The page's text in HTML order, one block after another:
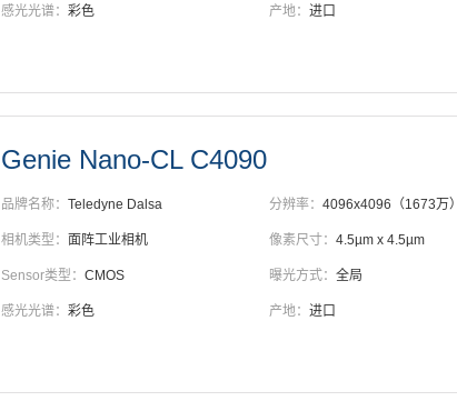
感光光谱： 彩色 产地：进口
Genie Nano-CL C4090
品牌名称： Teledyne Dalsa 分辨率：4096x4096（1673万）
相机类型： 面阵工业相机 像素尺寸：4.5µm x 4.5µm
Sensor类型： CMOS 曝光方式：全局
感光光谱： 彩色 产地：进口